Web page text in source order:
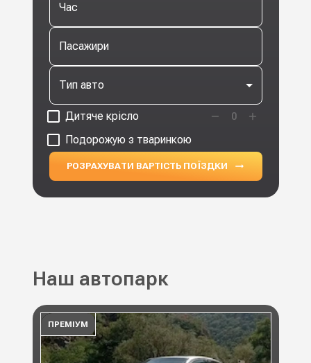
Час
Пасажири
Тип авто
Дитяче крісло 0
Подорожую з тваринкою
РОЗРАХУВАТИ ВАРТІСТЬ ПОЇЗДКИ
Наш автопарк
ПРЕМІУМ